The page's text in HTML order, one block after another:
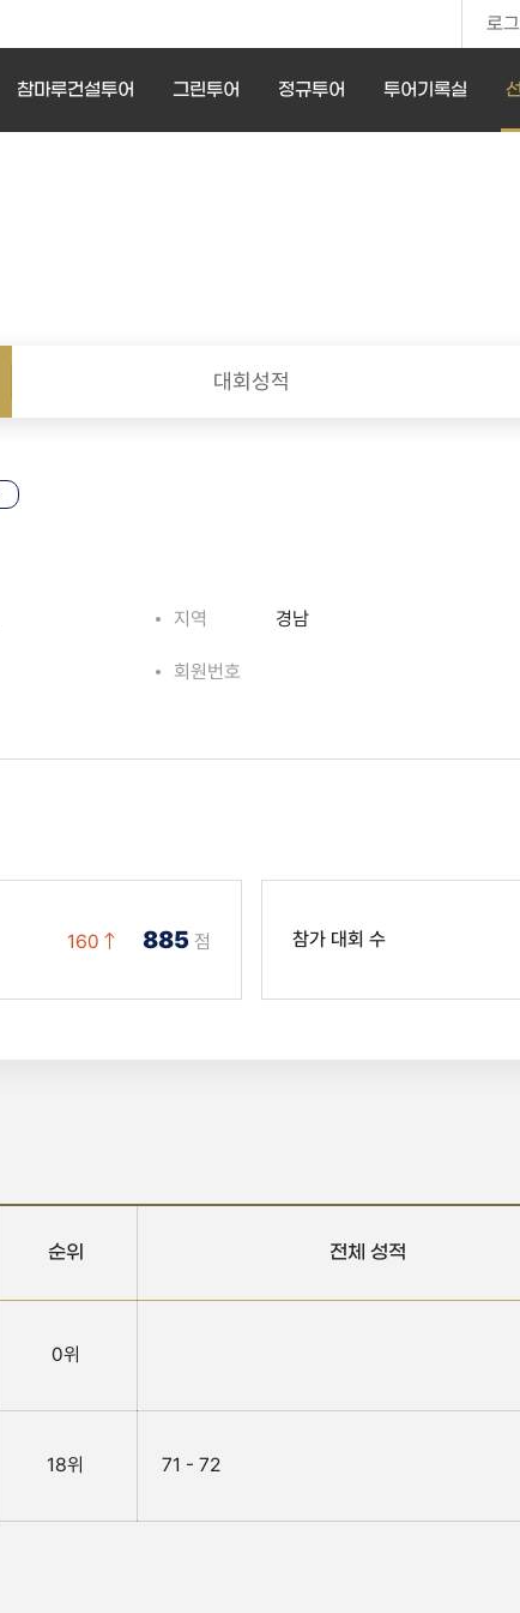
로
참마루건설투어 그린투어 정규투어 투어기록실
대회성적
지역 경남
회원번호
160 885 점 참가 대회 수
순위 전체 성적
0위
18위 71 - 72